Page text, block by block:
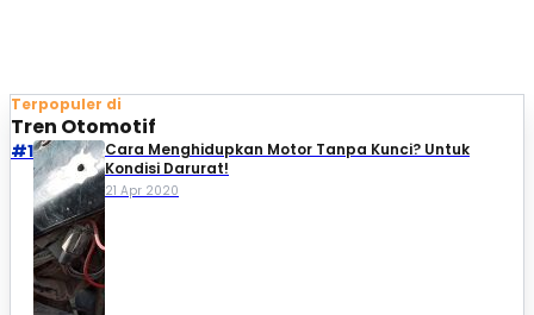
Terpopuler di
Tren Otomotif
#1
Cara Menghidupkan Motor Tanpa Kunci? Untuk
Kondisi Darurat!
21 Apr 2020